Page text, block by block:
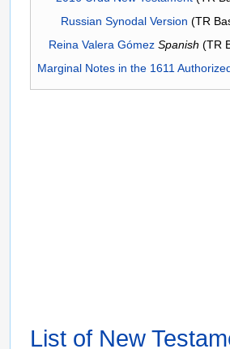
Russian Synodal Version (TR
Reina Valera Gómez Spanish (TR
Marginal Notes in the 1611
List of New